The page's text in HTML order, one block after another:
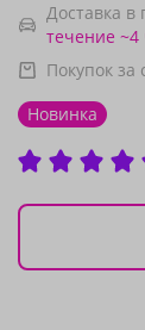
Доставка
течение ~4
Покупок за
Новинка